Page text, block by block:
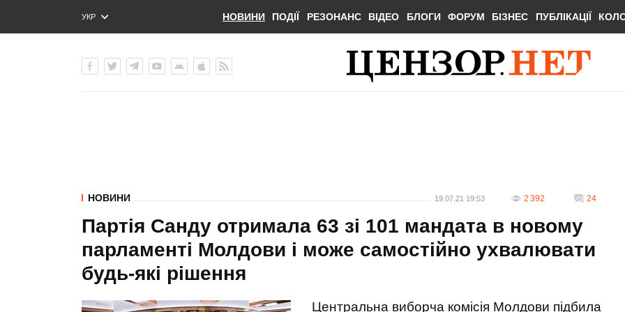
УКР
ENG
НОВИНИ ПОДІЇ РЕЗОНАНС ВІДЕО БЛОГИ ФОРУМ БІЗНЕС ПУБЛІКАЦІЇ
НОВИНИ 19.07.21 19:53 2 392 24
Партія Санду отримала 63 зі 101 мандата в новому
парламенті Молдови і може самостійно ухвалювати
будь-які рішення
Центральна виборча комісія Молдови підбила